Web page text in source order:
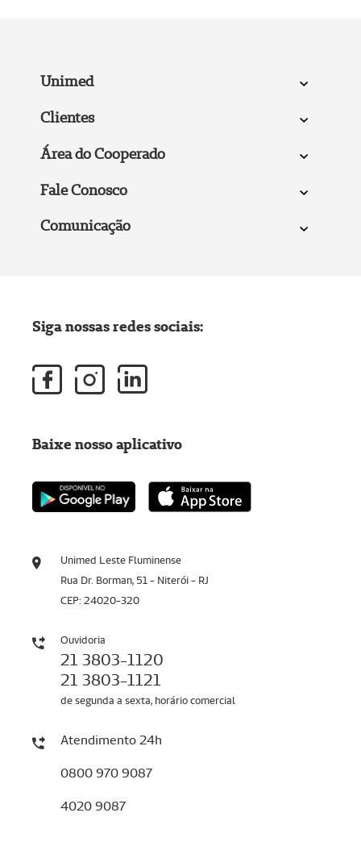
Unimed
Clientes
Área do Cooperado
Fale Conosco
Comunicação
Unimed Leste Fluminense
Rua Dr. Borman, 51 - Niterói - RJ
CEP: 24020-320
Ouvidoria
21 3803-1120
21 3803-1121
de segunda a sexta, horário comercial
Atendimento 24h
0800 970 9087
4020 9087
Siga nossas redes sociais:
Baixe nosso aplicativo